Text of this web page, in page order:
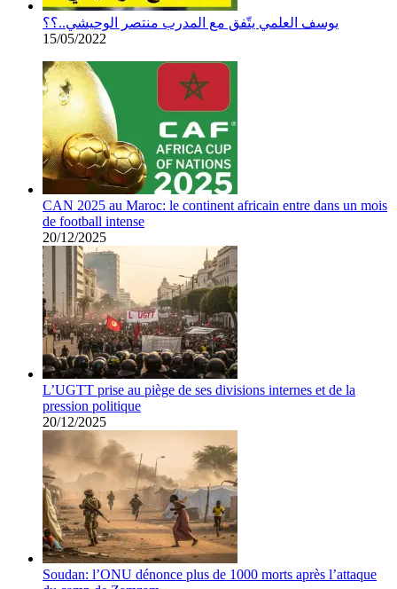
يوسف العلمي يتّفق مع المدرب منتصر الوحيشي..؟؟
15/05/2022
CAN 2025 au Maroc: le continent africain entre dans un mois
de football intense
20/12/2025
L’UGTT prise au piège de ses divisions internes et de la
pression politique
20/12/2025
Soudan: l’ONU dénonce plus de 1000 morts après l’attaque